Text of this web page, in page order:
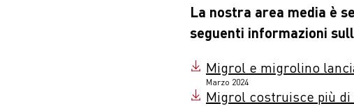
La nostra area media è
seguenti informazioni
Migrol e migrolino
Marzo 2024
Migrol costruisce più